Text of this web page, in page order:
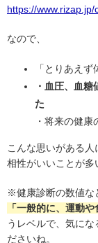
https://www.rizap.jp/
なので、
「とりあえ
・血圧、血
た
・将来の健
こんな思いがある
相性がいいことが多
※健康診断の数値な
「一般的に、運動
うレベルで、気に
ださいね。